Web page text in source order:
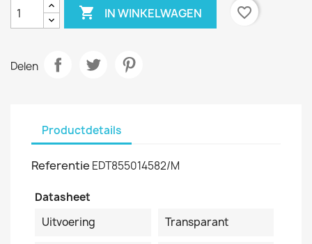
 IN WINKELWAGEN favorite_border
Delen
Productdetails
Referentie EDT855014582/M
Datasheet
Uitvoering
Transparant